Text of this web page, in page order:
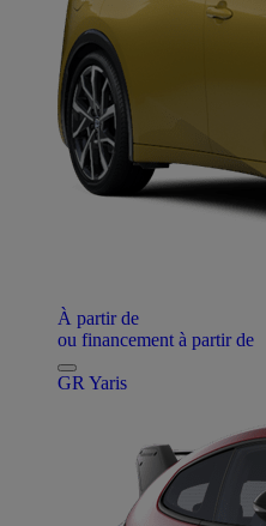
À partir de
ou financement à partir de
GR Yaris